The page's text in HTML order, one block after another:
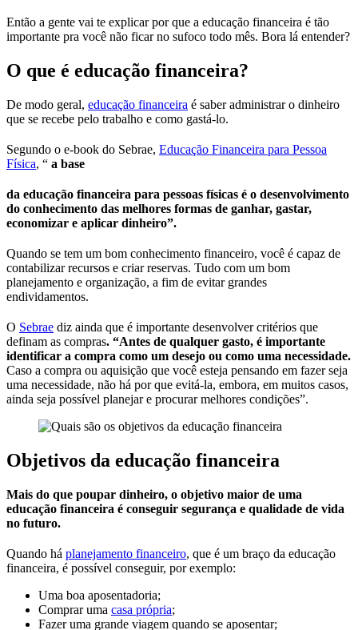
Então a gente vai te explicar por que a educação financeira é tão
importante pra você não ficar no sufoco todo mês. Bora lá entender?
O que é educação financeira?
De modo geral, educação financeira é saber administrar o dinheiro
que se recebe pelo trabalho e como gastá-lo.
Segundo o e-book do Sebrae, Educação Financeira para Pessoa
Física, “ a base
da educação financeira para pessoas físicas é o desenvolvimento
do conhecimento das melhores formas de ganhar, gastar,
economizar e aplicar dinheiro”.
Quando se tem um bom conhecimento financeiro, você é capaz de
contabilizar recursos e criar reservas. Tudo com um bom
planejamento e organização, a fim de evitar grandes
endividamentos.
O Sebrae diz ainda que é importante desenvolver critérios que
definam as compras. “Antes de qualquer gasto, é importante
identificar a compra como um desejo ou como uma necessidade.
Caso a compra ou aquisição que você esteja pensando em fazer seja
uma necessidade, não há por que evitá-la, embora, em muitos casos,
ainda seja possível planejar e procurar melhores condições”.
Objetivos da educação financeira
Mais do que poupar dinheiro, o objetivo maior de uma
educação financeira é conseguir segurança e qualidade de vida
no futuro.
Quando há planejamento financeiro, que é um braço da educação
financeira, é possível conseguir, por exemplo:
Uma boa aposentadoria;
Comprar uma casa própria;
Fazer uma grande viagem quando se aposentar;